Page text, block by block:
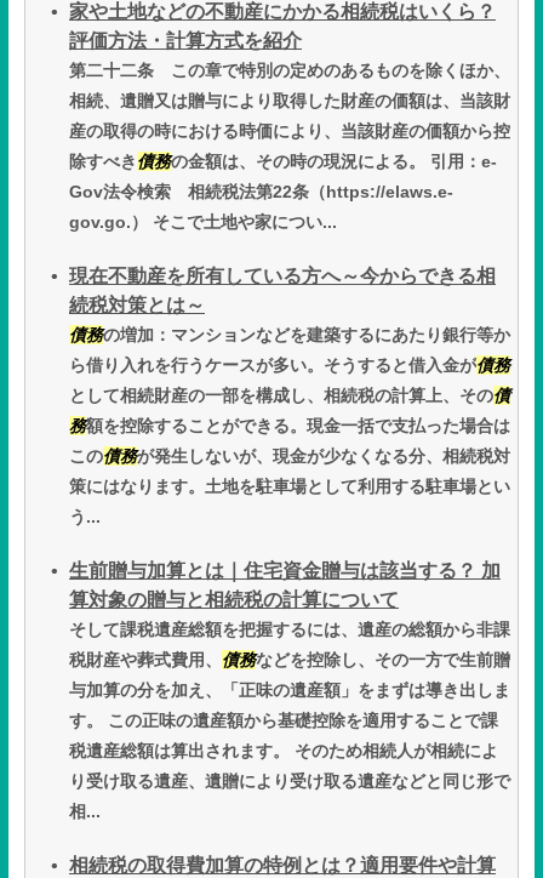
家や土地などの不動産にかかる相続税はいくら？
評価方法・計算方式を紹介
第二十二条 この章で特別の定めのあるものを除くほか、
相続、遺贈又は贈与により取得した財産の価額は、当該財
産の取得の時における時価により、当該財産の価額から控
除すべき債務の金額は、その時の現況による。 引用：e-
Gov法令検索 相続税法第22条（https://elaws.e-
gov.go.） そこで土地や家につい...
現在不動産を所有している方へ～今からできる相
続税対策とは～
債務の増加：マンションなどを建築するにあたり銀行等か
ら借り入れを行うケースが多い。そうすると借入金が債務
として相続財産の一部を構成し、相続税の計算上、その債
務額を控除することができる。現金一括で支払った場合は
この債務が発生しないが、現金が少なくなる分、相続税対
策にはなります。土地を駐車場として利用する駐車場とい
う...
生前贈与加算とは｜住宅資金贈与は該当する？ 加
算対象の贈与と相続税の計算について
そして課税遺産総額を把握するには、遺産の総額から非課
税財産や葬式費用、 債務などを控除し、その一方で生前贈
与加算の分を加え、「正味の遺産額」をまずは導き出しま
す。 この正味の遺産額から基礎控除を適用することで課
税遺産総額は算出されます。 そのため相続人が相続によ
り受け取る遺産、遺贈により受け取る遺産などと同じ形で
相...
相続税の取得費加算の特例とは？適用要件や計算